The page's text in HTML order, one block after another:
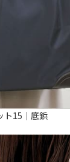
ト15｜底鋲